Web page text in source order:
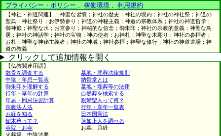
プライバシー・ポリシー
稼働環境 利用規約
【神社・神道関連】：神聖な習慣；神社の歴史；神社の境内；神社の神社祭；神道の
聖典；神社祭り；お伊勢参り；神道の神秘主義；神道の宗教体系；神社の神道哲学；
御神籤；神聖な水；お宮参り；神秘的な信念；御朱印；神社の宗教的意義；神聖な鳥
居；神社の神話学；神社の宝物；神の使者；お神札；神聖な木彫り；神社の参拝者；
お札；神聖な神秘主義者；神社の神域；神社参拝；神聖な修行；神社の神道道場；神
道の教義
クリックして追加情報を開く
【仏教関連用語】
散骨を調査する
墓地・埋葬法律規則
中陰・年忌一覧表
納骨堂とは
御朱印を理解する
墓地・埋葬等の法律
行年・享年の計算
自然葬を検索する
年忌・回忌法要計算
親鸞聖人って何？
宗教法人法
行年・享年一覧表
お経を知る
日本国憲法
樹木葬って？
蓮如上人を調べる
寺院・お寺
お墓、月経
火葬場、中陰法要